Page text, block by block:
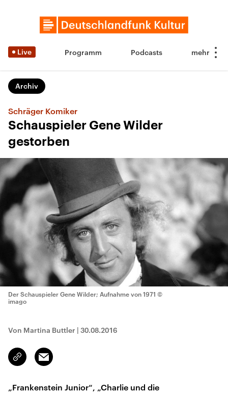
Live Programm Podcasts
Archiv
Schräger Komiker
Schauspieler Gene Wilder
gestorben
Der Schauspieler Gene Wilder; Aufnahme von 1971 ©
imago
Von Martina Buttler | 30.08.2016
Link
kopieren/teilen
Email
„Frankenstein Junior“, „Charlie und die